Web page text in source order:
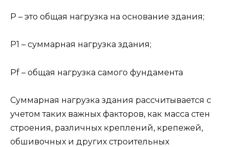
P – это общая нагрузка на основание здания;
P1 – суммарная нагрузка здания;
Pf – общая нагрузка самого фундамента
Суммарная нагрузка здания рассчитывается с
учетом таких важных факторов, как масса стен
строения, различных креплений, крепежей,
обшивочных и других строительных